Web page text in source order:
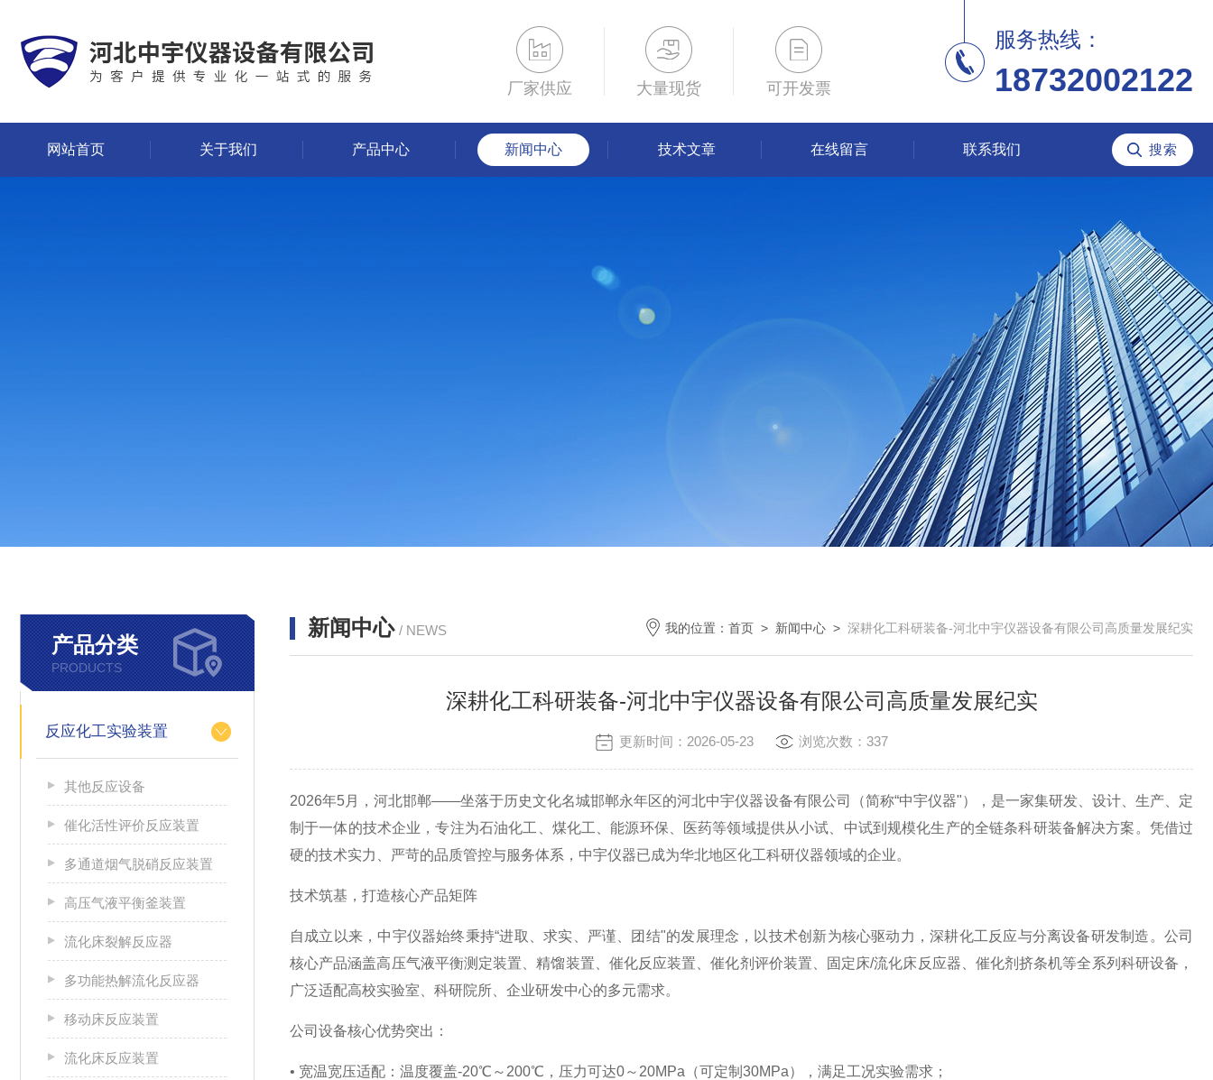
厂家供应 大量现货 可开发票
服务热线：
18732002122
网站首页 关于我们 产品中心 新闻中心 技术文章 在线留言 联系我们
产品分类
PRODUCTS
反应化工实验装置
其他反应设备
催化活性评价反应装置
多通道烟气脱硝反应装置
高压气液平衡釜装置
流化床裂解反应器
多功能热解流化反应器
移动床反应装置
流化床反应装置
新闻中心 / NEWS 我的位置： 首页 > 新闻中心 > 深耕化工科研装备-河北中宇仪器设备有限公司高质量发展纪实
深耕化工科研装备-河北中宇仪器设备有限公司高质量发展纪实
更新时间：2026-05-23 浏览次数：337
2026年5月，河北邯郸——坐落于历史文化名城邯郸永年区的河北中宇仪器设备有限公司（简称“中宇仪器"），是一家集研发、设计、生产、定
制于一体的技术企业，专注为石油化工、煤化工、能源环保、医药等领域提供从小试、中试到规模化生产的全链条科研装备解决方案。凭借过
硬的技术实力、严苛的品质管控与服务体系，中宇仪器已成为华北地区化工科研仪器领域的企业。
技术筑基，打造核心产品矩阵
自成立以来，中宇仪器始终秉持“进取、求实、严谨、团结"的发展理念，以技术创新为核心驱动力，深耕化工反应与分离设备研发制造。公司
核心产品涵盖高压气液平衡测定装置、精馏装置、催化反应装置、催化剂评价装置、固定床/流化床反应器、催化剂挤条机等全系列科研设备，
广泛适配高校实验室、科研院所、企业研发中心的多元需求。
公司设备核心优势突出：
• 宽温宽压适配：温度覆盖-20℃～200℃，压力可达0～20MPa（可定制30MPa），满足工况实验需求；